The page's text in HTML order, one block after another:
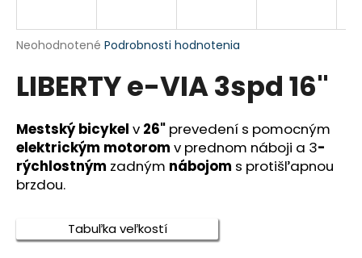
Priemerné
produktu
je
z
5
hviezdičiek.
Neohodnotené Podrobnosti hodnotenia
LIBERTY e-VIA 3spd 16"
Mestský bicykel v 26" prevedení s pomocným
elektrickým motorom v prednom náboji a 3-
rýchlostným zadným nábojom s protišľapnou
brzdou.
Tabuľka veľkostí
j
ť
?